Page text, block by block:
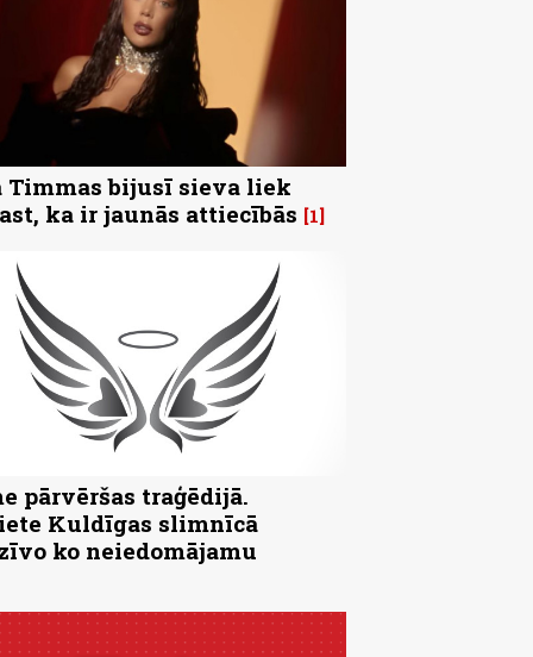
Timmas bijusī sieva liek
ka ir jaunās attiecībās 1
pārvēršas traģēdijā.
Kuldīgas slimnīcā
ko neiedomājamu